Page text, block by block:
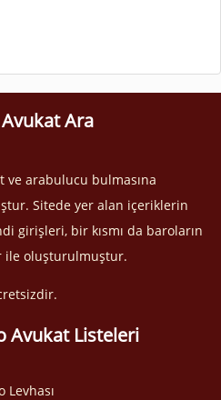
Ara
ve arabulucu bulmasına
Sitede yer alan içeriklerin
girişleri, bir kısmı da baroların
ile oluşturulmuştur.
Avukat Listeleri